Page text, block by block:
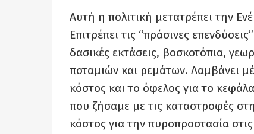
Αυτή η πολιτική μετατρέπει την
Επιτρέπει τις “πράσινες
δασικές εκτάσεις, βοσκοτόπια,
ποταμιών και ρεμάτων. Λαμβάνει
κόστος και το όφελος για το
που ζήσαμε με τις καταστροφές
κόστος για την πυροπροστασία